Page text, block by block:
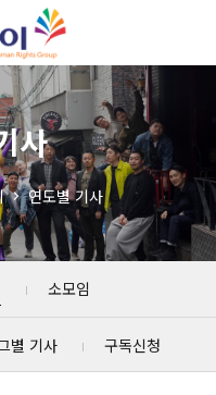
사
연도별 기사
소모임
별 기사 구독신청